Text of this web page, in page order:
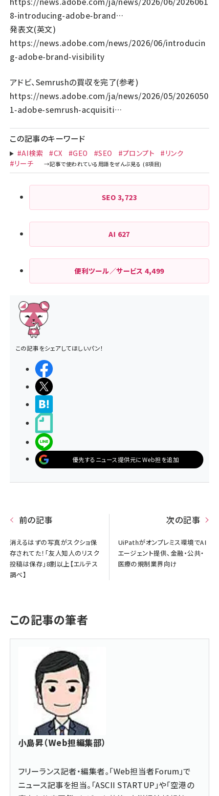
8-introducing-adobe-brand…
発表文(英文)
https://news.adobe.com/news/2026/06/introducin
g-adobe-brand-visibility
アドビ、Semrushの買収を完了(参考)
https://news.adobe.com/ja/news/2026/05/2026050
1-adobe-semrush-acquisiti…
この記事のキーワード
#AI検索 #CX #GEO #SEO #プロンプト
#リンク
#リーチ
SEO 3,723
AI 627
便利ツール／サービス4,499
この記事をシェアしてほしいパン！
優先するニュース提供元にWeb担を追加
前の記事
消えるはずの写真がスクショ保
存されてた！「友人知人のリスク
投稿は保存」8割以上【エルテス
調べ】
次の記事
UiPathがオンプレミス環境でAI
エージェント提供、金融・公共・
医療の規制業界向け
この記事の筆者
小島昇（Web担編集部）
フリーランス記者・編集者。「Web担当者Forum」で
ニュース記事を担当。「ASCII STARTUP」や「空港の